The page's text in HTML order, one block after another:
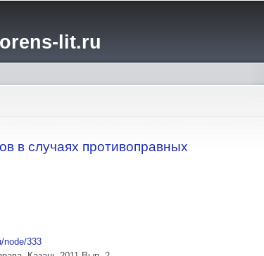
lit.ru
в случаях противоправных
node/333